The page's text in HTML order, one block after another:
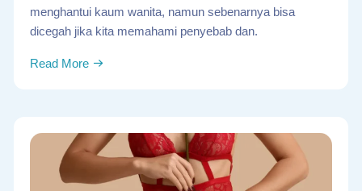
menghantui kaum wanita, namun sebenarnya bisa
dicegah jika kita memahami penyebab dan.
Read More